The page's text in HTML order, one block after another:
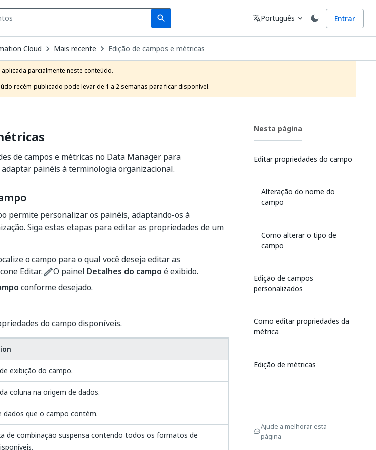
search
Search Idioma
translatePortuguês expand_more Entrar
Cloud Mais recente Edição de campos e métricas
parcialmente neste conteúdo.
recém-publicado pode levar de 1 a 2 semanas para ficar disponível.
de campos e métricas no Data Manager para
painéis à terminologia organizacional.
permite personalizar os painéis, adaptando-os à
Siga estas etapas para editar as propriedades de um
o campo para o qual você deseja editar as
Editar.
O painel Detalhes do campo é exibido.
conforme desejado.
do campo disponíveis.
exibição do campo.
coluna na origem de dados.
dados que o campo contém.
de combinação suspensa contendo todos os formatos de
Nesta página
Editar propriedades do campo
Alteração do nome do
campo
Como alterar o tipo de
campo
Edição de campos
personalizados
Como editar propriedades da
métrica
Edição de métricas
Ajude a melhorar esta
página